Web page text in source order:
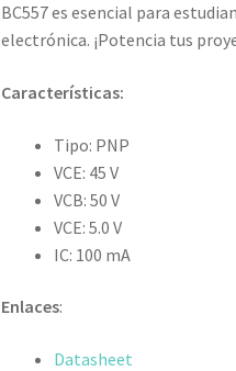
BC557 es esencial para
electrónica. ¡Potencia tus
Características:
Tipo: PNP
VCE: 45 V
VCB: 50 V
VCE: 5.0 V
IC: 100 mA
Enlaces:
Datasheet